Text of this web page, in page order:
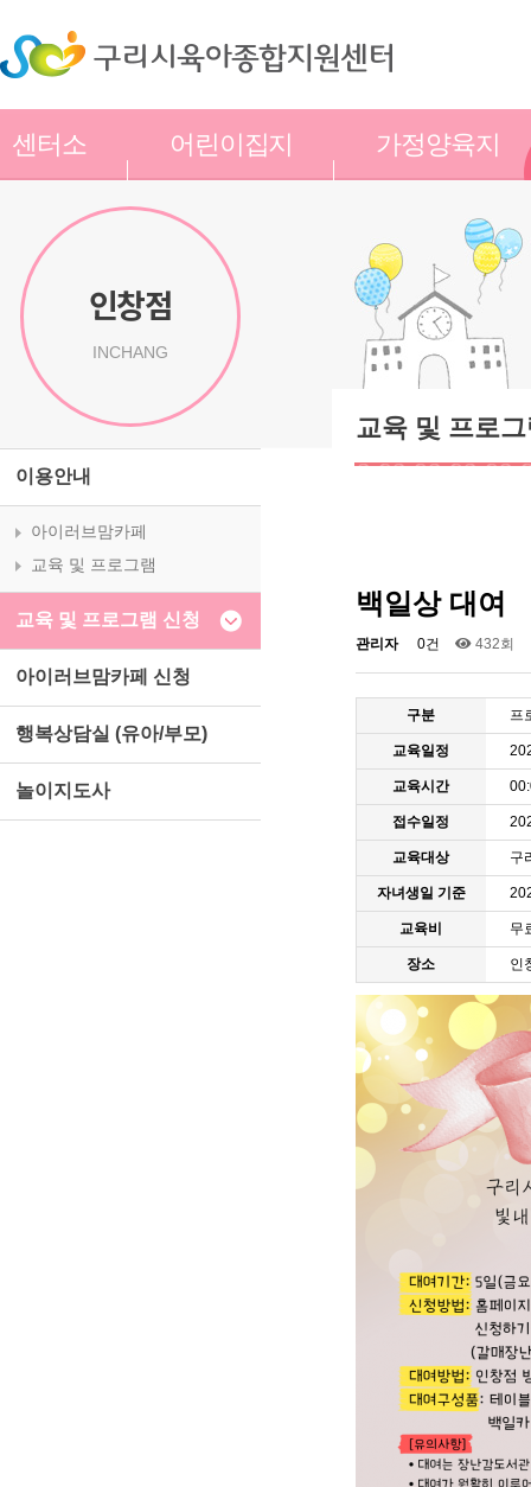
센터소
어린이집지
가정양육지
인창점
INCHANG
이용안내
아이러브맘카페
교육 및 프로그램
교육 및 프로그램 신청
아이러브맘카페 신청
행복상담실 (유아/부모)
놀이지도사
교육 및 프로
백일상 대여
관리자 0건 432회
구분 프
교육일정
교육시간
접수일정
교육대상 구
자녀생일 기준
교육비 무
장소 인